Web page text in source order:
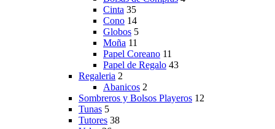
Cinta 35
Cono 14
Globos 5
Moña 11
Papel Coreano 11
Papel de Regalo 43
Regaleria 2
Abanicos 2
Sombreros y Bolsos Playeros 12
Tunas 5
Tutores 38